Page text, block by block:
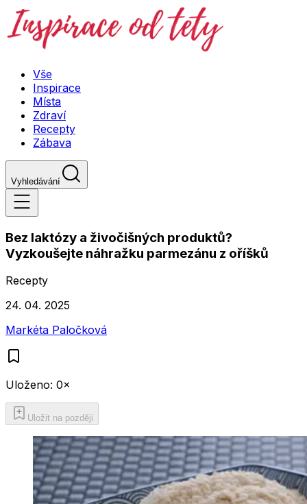
Vše
Inspirace
Místa
Zdraví
Recepty
Zábava
Vyhledávání
Bez laktózy a živočišných produktů?
Vyzkoušejte náhražku parmezánu z oříšků
Recepty
24. 04. 2025
Markéta Paločková
Uloženo: 0×
Uložit na později